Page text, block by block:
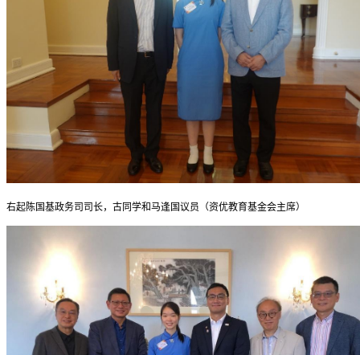
右起陈国基政务司司长，古同学和马逢国议员（资优教育基金会主席）